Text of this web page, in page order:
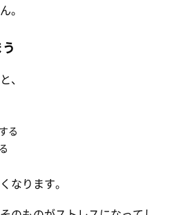
。
、
る
なります。